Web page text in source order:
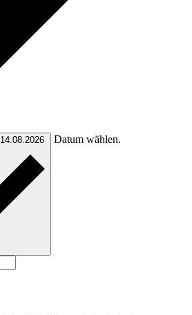
14.08.2026 Datum wählen.